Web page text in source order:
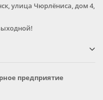
улица Чюрлёниса, дом 4,
предприятие